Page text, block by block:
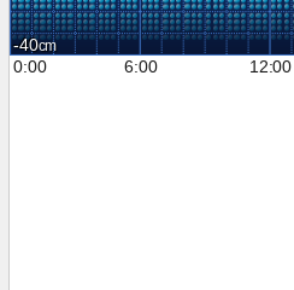
-40
0:00
6:00 12:00